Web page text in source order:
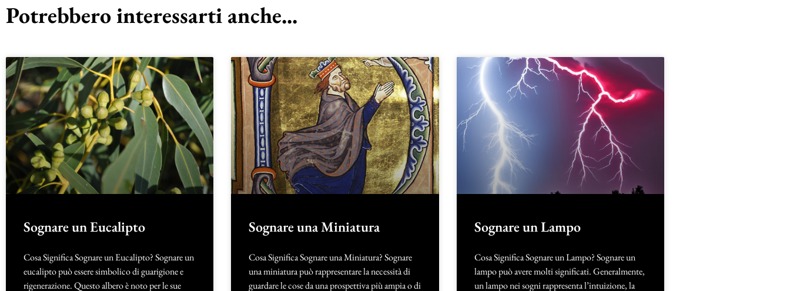
Potrebbero interessarti anche...
Sognare un Eucalipto
Cosa Significa Sognare un Eucalipto? Sognare un
eucalipto può essere simbolico di guarigione e
rigenerazione. Questo albero è noto per le sue
Sognare una Miniatura
Cosa Significa Sognare una Miniatura? Sognare
una miniatura può rappresentare la necessità di
guardare le cose da una prospettiva più ampia o di
Sognare un Lampo
Cosa Significa Sognare un Lampo? Sognare un
lampo può avere molti significati. Generalmente,
un lampo nei sogni rappresenta l’intuizione, la